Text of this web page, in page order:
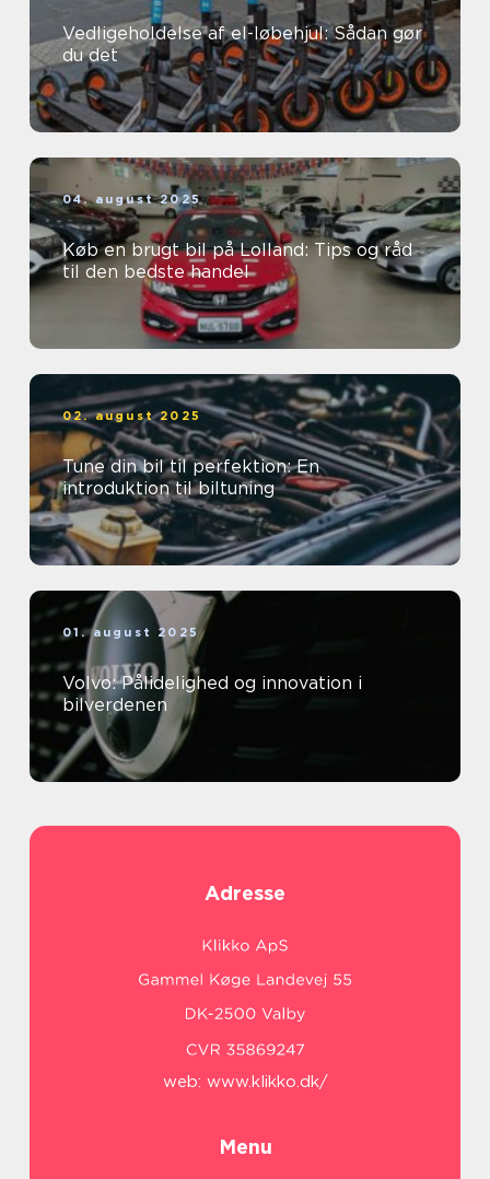
Vedligeholdelse af el-løbehjul: Sådan gør
du det
04. august 2025
Køb en brugt bil på Lolland: Tips og råd
til den bedste handel
02. august 2025
Tune din bil til perfektion: En
introduktion til biltuning
01. august 2025
Volvo: Pålidelighed og innovation i
bilverdenen
Adresse
web: www.klikko.dk/
Menu